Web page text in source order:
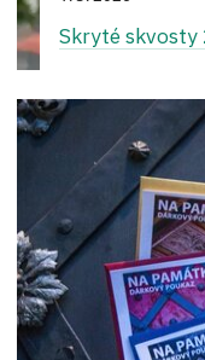
Skryté skvosty